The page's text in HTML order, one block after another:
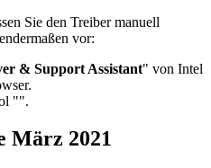
Sie den Treiber manuell
vor:
& Support Assistant" von Intel
"".
März 2021